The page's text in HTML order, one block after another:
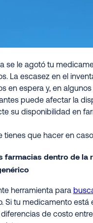
se le agotó tu
La escasez en el
en espera y, en
puede afectar la
su disponibilidad en
tienes que hacer en
farmacias dentro de la
herramienta para
Si tu medicamento está
de costo